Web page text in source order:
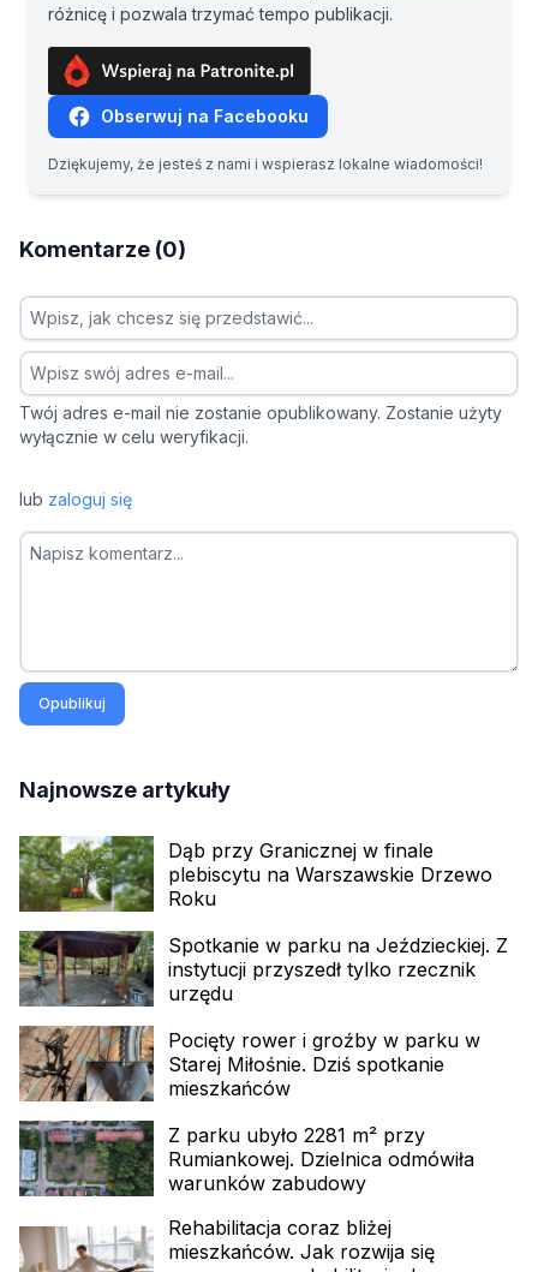
różnicę i pozwala trzymać tempo publikacji.
Obserwuj na Facebooku
Dziękujemy, że jesteś z nami i wspierasz lokalne wiadomości!
Komentarze (0)
Twój adres e-mail nie zostanie opublikowany. Zostanie użyty
wyłącznie w celu weryfikacji.
lub zaloguj się
Opublikuj
Najnowsze artykuły
Dąb przy Granicznej w finale
plebiscytu na Warszawskie Drzewo
Roku
Spotkanie w parku na Jeździeckiej. Z
instytucji przyszedł tylko rzecznik
urzędu
Pocięty rower i groźby w parku w
Starej Miłośnie. Dziś spotkanie
mieszkańców
Z parku ubyło 2281 m² przy
Rumiankowej. Dzielnica odmówiła
warunków zabudowy
Rehabilitacja coraz bliżej
mieszkańców. Jak rozwija się